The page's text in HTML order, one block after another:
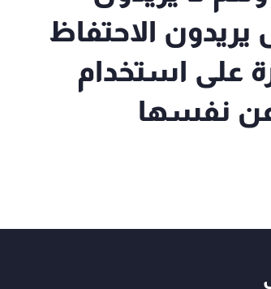
يريدون الاحتفاظ
على استخدام
عن نفسها